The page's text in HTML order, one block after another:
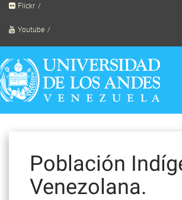
Flickr
Youtube
Población
Venezolana.